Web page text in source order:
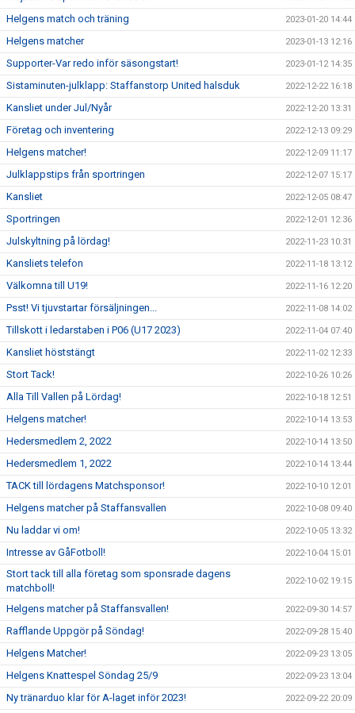
Helgens match och träning 2023-01-20 14:44
Helgens matcher 2023-01-13 12:16
Supporter-Var redo inför säsongstart! 2023-01-12 14:35
Sistaminuten-julklapp: Staffanstorp United halsduk 2022-12-22 16:18
Kansliet under Jul/Nyår 2022-12-20 13:31
Företag och inventering 2022-12-13 09:29
Helgens matcher! 2022-12-09 11:17
Julklappstips från sportringen 2022-12-07 15:17
Kansliet 2022-12-05 08:47
Sportringen 2022-12-01 12:36
Julskyltning på lördag! 2022-11-23 10:31
Kansliets telefon 2022-11-18 13:12
Välkomna till U19! 2022-11-16 12:20
Psst! Vi tjuvstartar försäljningen... 2022-11-08 14:02
Tillskott i ledarstaben i P06 (U17 2023) 2022-11-04 07:40
Kansliet höststängt 2022-11-02 12:33
Stort Tack! 2022-10-26 10:26
Alla Till Vallen på Lördag! 2022-10-18 12:51
Helgens matcher! 2022-10-14 13:53
Hedersmedlem 2, 2022 2022-10-14 13:50
Hedersmedlem 1, 2022 2022-10-14 13:44
TACK till lördagens Matchsponsor! 2022-10-10 12:01
Helgens matcher på Staffansvallen 2022-10-08 09:40
Nu laddar vi om! 2022-10-05 13:32
Intresse av GåFotboll! 2022-10-04 15:01
Stort tack till alla företag som sponsrade dagens
matchboll!
2022-10-02 19:15
Helgens matcher på Staffansvallen! 2022-09-30 14:57
Rafflande Uppgör på Söndag! 2022-09-28 15:40
Helgens Matcher! 2022-09-23 13:05
Helgens Knattespel Söndag 25/9 2022-09-23 13:04
Ny tränarduo klar för A-laget inför 2023! 2022-09-22 20:09